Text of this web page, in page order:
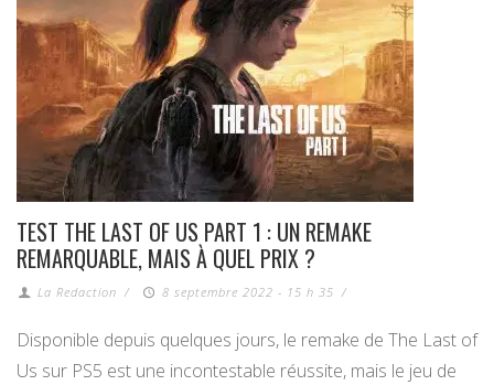
TEST THE LAST OF US PART 1 : UN REMAKE
REMARQUABLE, MAIS À QUEL PRIX ?
La Redaction / 8 septembre 2022 - 15 h 35 /
Disponible depuis quelques jours, le remake de The Last of
Us sur PS5 est une incontestable réussite, mais le jeu de